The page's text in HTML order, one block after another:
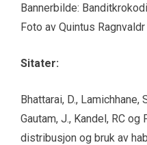
Bannerbilde:
Foto av Quintus
Sitater:
Bhattarai, D., Lamichhane,
Gautam, J., Kandel, RC
distribusjon og bruk av